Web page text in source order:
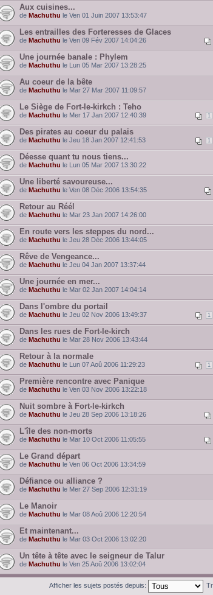
Aux cuisines...
de Machuthu le Ven 01 Juin 2007 13:53:47
Les entrailles des Forteresses de Glaces
de Machuthu le Ven 09 Fév 2007 14:04:26
Une journée banale : Phylem
de Machuthu le Lun 05 Mar 2007 13:28:25
Au coeur de la bête
de Machuthu le Mar 27 Mar 2007 11:09:57
Le Siège de Fort-le-kirkch : Teho
1
de Machuthu le Mer 17 Jan 2007 12:40:39
Des pirates au coeur du palais
1
de Machuthu le Jeu 18 Jan 2007 12:41:53
Déesse quant tu nous tiens...
de Machuthu le Lun 05 Mar 2007 13:30:22
Une liberté savoureuse...
de Machuthu le Ven 08 Déc 2006 13:54:35
Retour au Réél
de Machuthu le Mar 23 Jan 2007 14:26:00
En route vers les steppes du nord...
de Machuthu le Jeu 28 Déc 2006 13:44:05
Rêve de Vengeance...
de Machuthu le Jeu 04 Jan 2007 13:37:44
Une journée en mer...
de Machuthu le Mar 02 Jan 2007 14:04:14
Dans l'ombre du portail
1
de Machuthu le Jeu 02 Nov 2006 13:49:37
Dans les rues de Fort-le-kirch
de Machuthu le Mar 28 Nov 2006 13:43:44
Retour à la normale
1
de Machuthu le Lun 07 Aoû 2006 11:29:23
Première rencontre avec Panique
de Machuthu le Ven 03 Nov 2006 13:22:18
Nuit sombre à Fort-le-kirkch
de Machuthu le Jeu 28 Sep 2006 13:18:26
L'île des non-morts
de Machuthu le Mar 10 Oct 2006 11:05:55
Le Grand départ
de Machuthu le Ven 06 Oct 2006 13:34:59
Défiance ou alliance ?
de Machuthu le Mer 27 Sep 2006 12:31:19
Le Manoir
de Machuthu le Mar 08 Aoû 2006 12:20:54
Et maintenant...
de Machuthu le Mar 03 Oct 2006 13:02:20
Un tête à tête avec le seigneur de Talur
de Machuthu le Ven 25 Aoû 2006 13:02:04
Afficher les sujets postés depuis: